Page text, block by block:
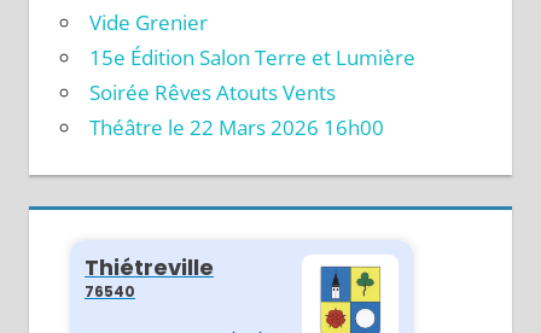
Vide Grenier
15e Édition Salon Terre et Lumière
Soirée Rêves Atouts Vents
Théâtre le 22 Mars 2026 16h00